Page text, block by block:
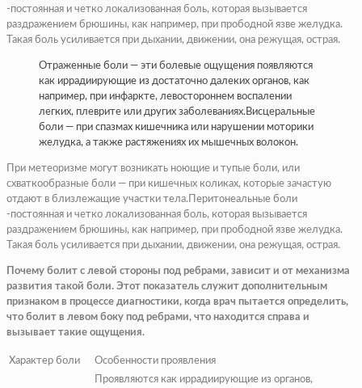
-постоянная и четко локализованная боль, которая вызывается
раздражением брюшины, как например, при прободной язве желудка.
Такая боль усиливается при дыхании, движении, она режущая, острая.
Отраженные боли — эти болевые ощущения появляются
как иррадиирующие из достаточно далеких органов, как
например, при инфаркте, левостороннем воспалении
легких, плеврите или других заболеваниях.Висцеральные
боли — при спазмах кишечника или нарушении моторики
желудка, а также растяжениях их мышечных волокон.
При метеоризме могут возникать ноющие и тупые боли, или
схваткообразные боли — при кишечных коликах, которые зачастую
отдают в близлежащие участки тела.Перитонеальные боли
-постоянная и четко локализованная боль, которая вызывается
раздражением брюшины, как например, при прободной язве желудка.
Такая боль усиливается при дыхании, движении, она режущая, острая.
Почему болит с левой стороны под ребрами, зависит и от механизма
развития такой боли. Этот показатель служит дополнительным
признаком в процессе диагностики, когда врач пытается определить,
что болит в левом боку под ребрами, что находится справа и
вызывает такие ощущения.
Характер боли Особенности проявления
Проявляются как иррадиирующие из органов,